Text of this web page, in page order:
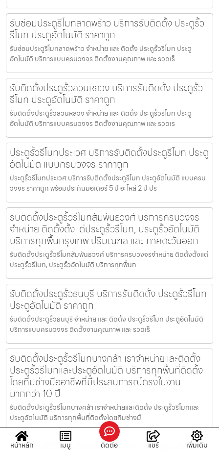
รับซ่อมประตูรีโมทลาดพร้าว บริการรับติดตั้ง ประตูรั้ว
รีโมท ประตูอัตโนมัติ ราคาถูก
รับซ่อมประตูรีโมทลาดพร้าว จำหน่าย และ ติดตั้ง ประตูรั้วรีโมท ประตู
อัตโนมัติ บริการแบบครบวงจร ติดตั้งงานคุณภาพ และ รวดเร็
รับติดตั้งประตูรั้วสวนหลวง บริการรับติดตั้ง ประตูรั้ว
รีโมท ประตูอัตโนมัติ ราคาถูก
รับติดตั้งประตูรั้วสวนหลวง จำหน่าย และ ติดตั้ง ประตูรั้วรีโมท ประตู
อัตโนมัติ บริการแบบครบวงจร ติดตั้งงานคุณภาพ และ รวดเร
ประตูรั้วรีโมทประเวศ บริการรับติดตั้งประตูรีโมท ประตู
อัตโนมัติ แบบครบวงจร ราคาถูก
ประตูรั้วรีโมทประเวศ บริการรับติดตั้งประตูรีโมท ประตูอัตโนมัติ แบบครบ
วงจร ราคาถูก พร้อมประกันมอเตอร์ 5 ปี อะไหล่ 2 ปี ปร
รับติดตั้งประตูรั้วรีโมทสัมพันธวงศ์ บริการครบวงจร
จำหน่าย ติดตั้งตั้งแต่ประตูรั้วรีโมท, ประตูรั้วอัตโนมัติ
บริการทุกพื้นกรุงเทพ ปริมณฑล และ ภาคตะวันออก
รับติดตั้งประตูรั้วรีโมทสัมพันธวงศ์ บริการครบวงจรจำหน่าย ติดตั้งตั้งแต่
ประตูรั้วรีโมท, ประตูรั้วอัตโนมัติ บริการทุกพื้นก
รับติดตั้งประตูรั้วธนบุรี บริการรับติดตั้ง ประตูรั้วรีโมท
ประตูอัตโนมัติ ราคาถูก
รับติดตั้งประตูรั้วธนบุรี จำหน่าย และ ติดตั้ง ประตูรั้วรีโมท ประตูอัตโนมัติ
บริการแบบครบวงจร ติดตั้งงานคุณภาพ และ รวดเร็
รับติดตั้งประตูรั้วรีโมทบางคล้า เราจำหน่ายและติดตั้ง
ประตูรั้วรีโมทและประตูอัตโนมัติ บริการทุกพื้นที่ติดตั้ง
โดยทีมช่างมืออาชีพที่มีประสบการณ์ตรงในงาน
มากกว่า 10 ปี
รับติดตั้งประตูรั้วรีโมทบางคล้า เราจำหน่ายและติดตั้ง ประตูรั้วรีโมทและ
ประตูอัตโนมัติ บริการทุกพื้นที่ติดตั้งโดยทีมช่างมื
ช่างประตูรั้วรีโมทเมืองสระแก้ว เราจำหน่ายและติดตั้ง
หน้าหลัก เมนู ติดต่อ แชร์ เพิ่มเติม